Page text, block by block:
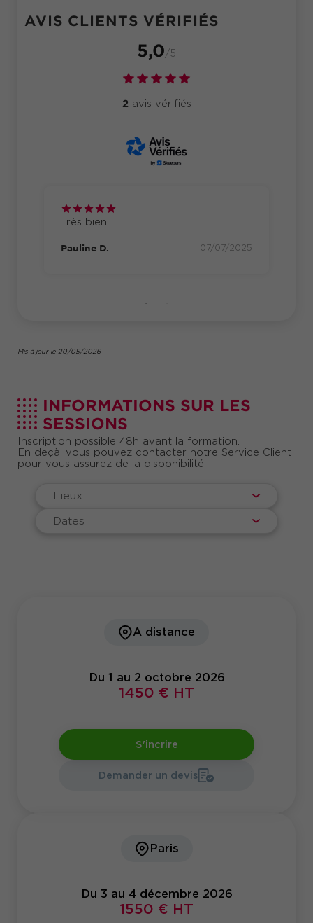
AVIS CLIENTS VÉRIFIÉS
5,0/5
2 avis vérifiés
Très bien
Pauline D. 07/07/2025
Mis à jour le 20/05/2026
INFORMATIONS SUR LES
SESSIONS
Inscription possible 48h avant la formation.
En deçà, vous pouvez contacter notre Service Client
pour vous assurez de la disponibilité.
Lieux
Dates
A distance
Du 1 au 2 octobre 2026
1450 € HT
S'incrire
Demander un devis
Paris
Du 3 au 4 décembre 2026
1550 € HT